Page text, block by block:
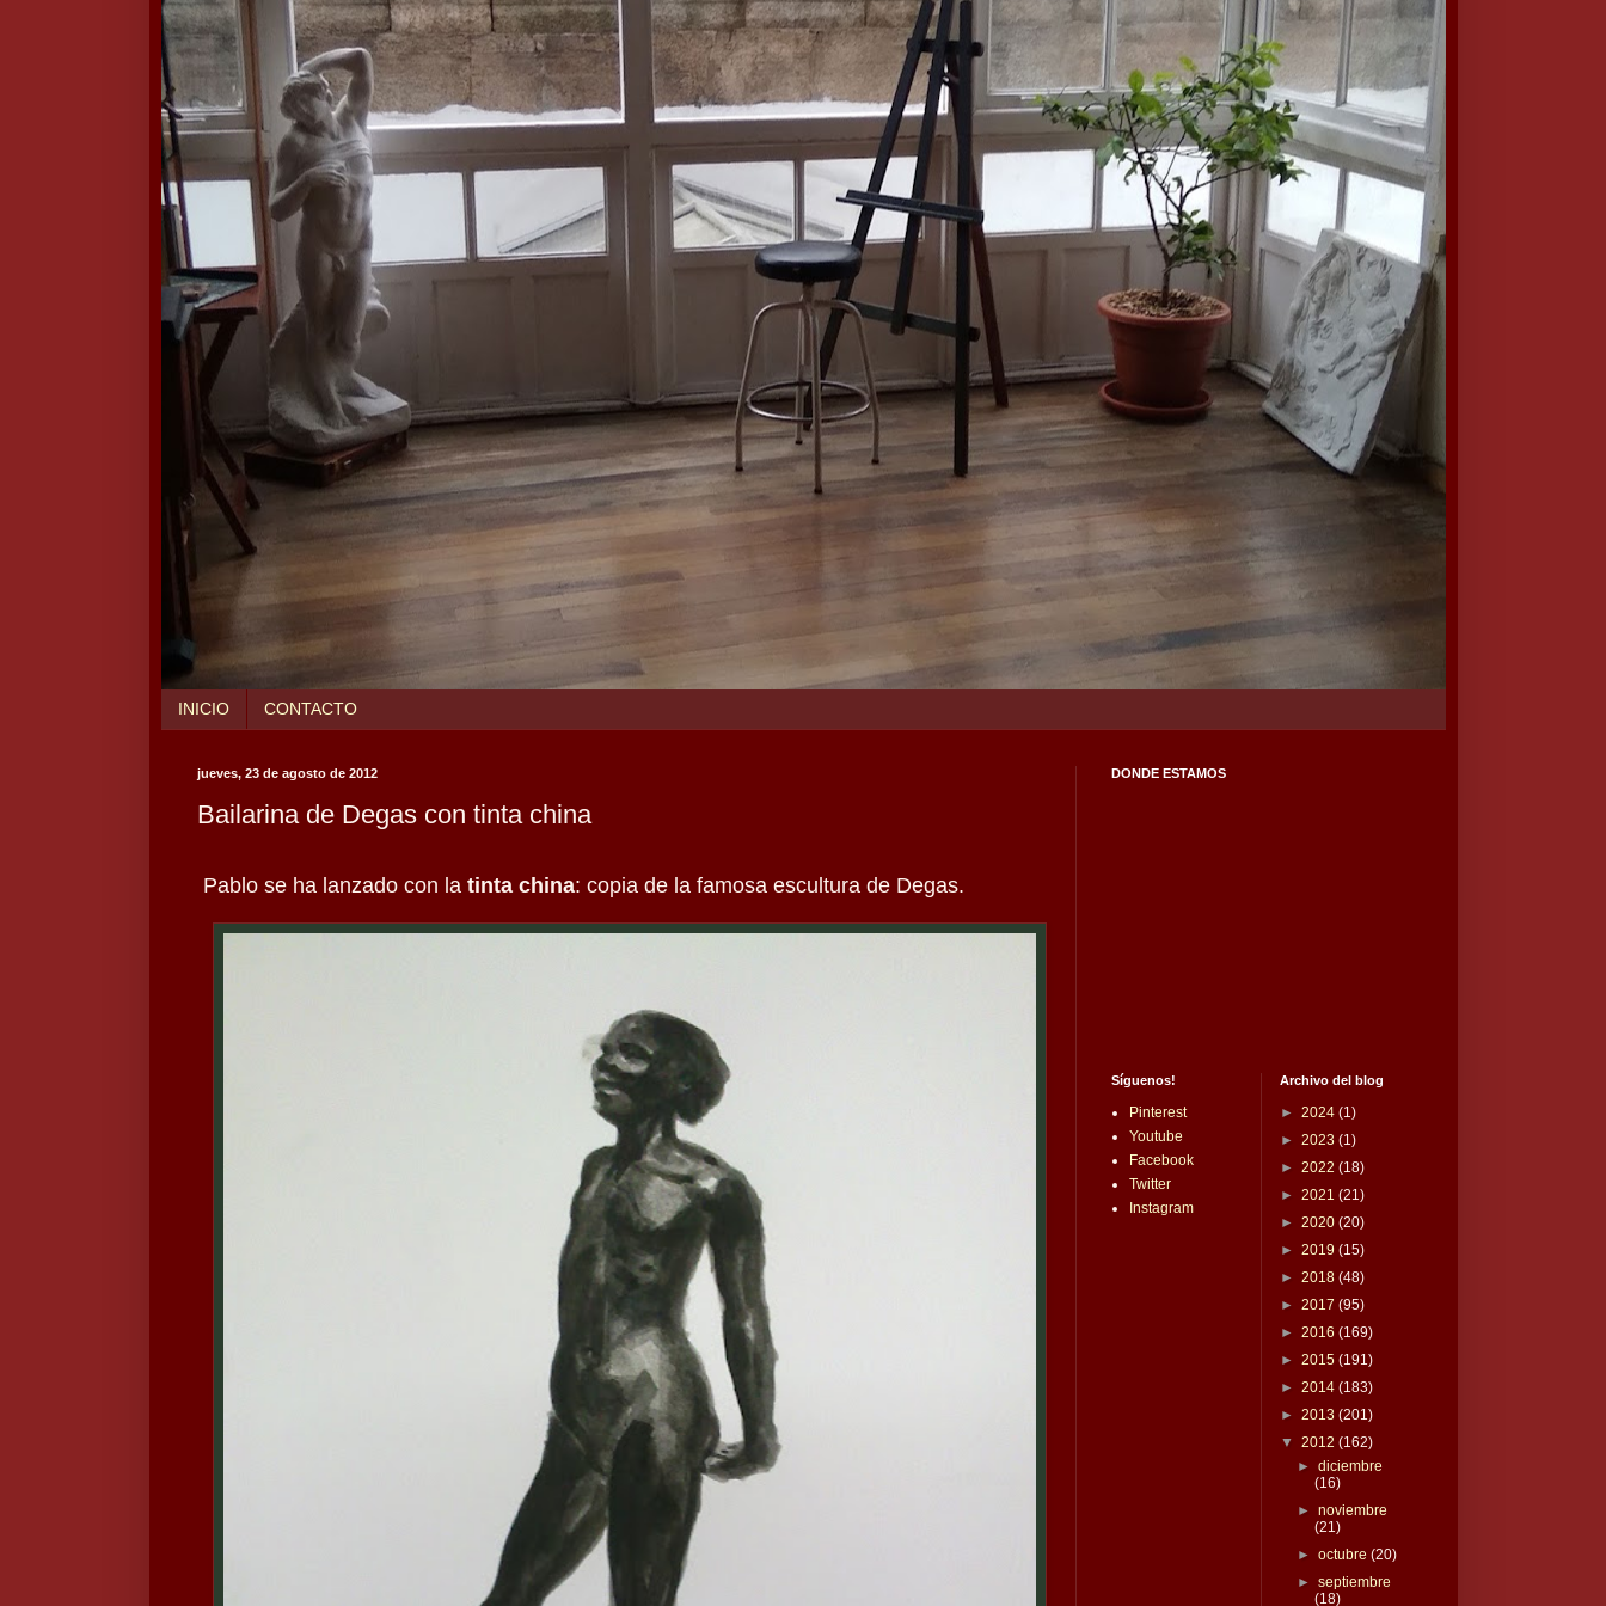
INICIO CONTACTO
jueves, 23 de agosto de 2012
Bailarina de Degas con tinta china
Pablo se ha lanzado con la tinta china: copia de la famosa escultura de Degas.
DONDE ESTAMOS
Síguenos!
Pinterest
Youtube
Facebook
Twitter
Instagram
Archivo del blog
► 2024 (1)
► 2023 (1)
► 2022 (18)
► 2021 (21)
► 2020 (20)
► 2019 (15)
► 2018 (48)
► 2017 (95)
► 2016 (169)
► 2015 (191)
► 2014 (183)
► 2013 (201)
▼ 2012 (162)
► diciembre
(16)
► noviembre
(21)
► octubre (20)
► septiembre
(18)